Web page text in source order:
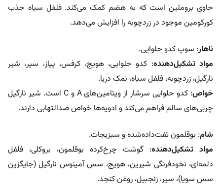
حاوی بروملین است که به هضم کمک می‌کند. فلفل سیاه جذب
کورکومین موجود در زردچوبه را افزایش می‌دهد.
ناهار: سوپ کدو حلوایی.
مواد تشکیل‌دهنده: کدو حلوایی، هویج، کرفس، پیاز، سیر، شیر
نارگیل، زردچوبه، فلفل سیاه، نمک دریا.
خواص
: کدو حلوایی سرشار از ویتامین‌های A و C است. شیر نارگیل
چربی‌های سالم فراهم می‌کند و ادویه‌ها خواص ضدالتهابی دارند.
شام: بوقلمون تفت‌داده‌شده و سبزیجات.
مواد تشکیل‌دهنده: گوشت چرخ‌کرده بوقلمون، بروکلی، فلفل
دلمه‌ای، نخودفرنگی شیرین، هویج، سس آمینوس نارگیل (جایگزین
سس سویا)، سیر، زنجبیل، روغن کنجد.